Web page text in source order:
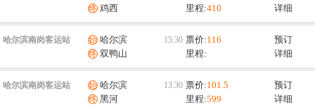
鸡西
里程:410
详细
哈尔滨南岗客运站
哈尔滨
双鸭山
票价:116
里程:
预订
详细
哈尔滨南岗客运站
哈尔滨
黑河
票价:101.5
里程:599
预订
详细